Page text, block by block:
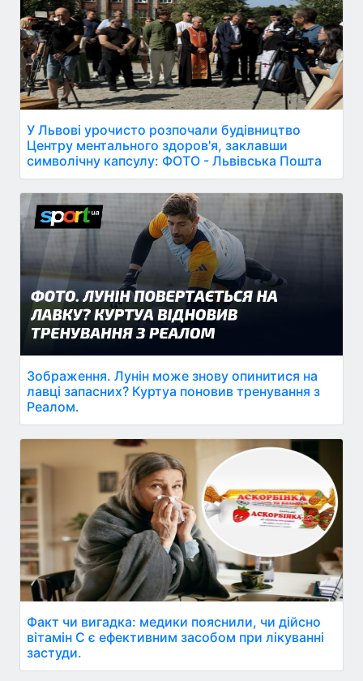
У Львові урочисто розпочали будівництво
Центру ментального здоров'я, заклавши
символічну капсулу: ФОТО - Львівська Пошта
Зображення. Лунін може знову опинитися на
лавці запасних? Куртуа поновив тренування з
Реалом.
Факт чи вигадка: медики пояснили, чи дійсно
вітамін C є ефективним засобом при лікуванні
застуди.